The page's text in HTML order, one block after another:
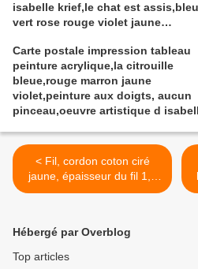
isabelle krief,le chat est assis,bleu
vert rose rouge violet jaune
boho gothique,abstrait
fantastique,cadeau fete
noel
Carte postale impression tableau
peinture acrylique,la citrouille
bleue,rouge marron jaune
violet,peinture aux doigts, aucun
pinceau,oeuvre artistique d
fantastique,cadeau fete
noel
< Fil, cordon coton ciré
jaune, épaisseur du fil 1,5
mm de diamètre, idéal
sacs, très joli tressé avec
des perles, fournitures
Hébergé par Overblog
Top articles